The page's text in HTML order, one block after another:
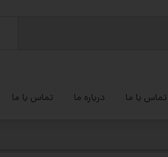
تماس با ما درباره ما تماس با ما